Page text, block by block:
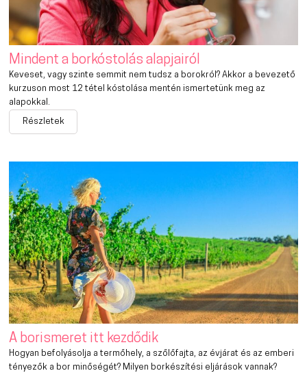
Mindent a borkóstolás alapjairól
Keveset, vagy szinte semmit nem tudsz a borokról? Akkor a bevezető
kurzuson most 12 tétel kóstolása mentén ismertetünk meg az
alapokkal.
Részletek
A borismeret itt kezdődik
Hogyan befolyásolja a termőhely, a szőlőfajta, az évjárat és az emberi
tényezők a bor minőségét? Milyen borkészítési eljárások vannak?